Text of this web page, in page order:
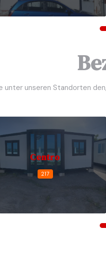
unter unseren Standorten
Centro
217